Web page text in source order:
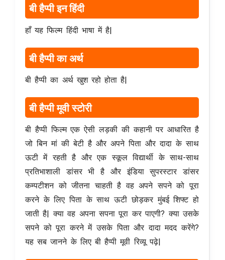
बी हैप्पी इन हिंदी
हाँ यह फिल्म हिंदी भाषा में है|
बी हैप्पी का अर्थ
बी हैप्पी का अर्थ खुश रहो होता है|
बी हैप्पी मूवी स्टोरी
बी हैप्पी फिल्म एक ऐसी लड़की की कहानी पर आधारित है
जो बिन मां की बेटी है और अपने पिता और दादा के साथ
ऊटी में रहती है और एक स्कूल विद्यार्थी के साथ-साथ
प्रतिभाशाली डांसर भी है और इंडिया सुपरस्टार डांसर
कम्पटीशन को जीतना चाहती है वह अपने सपने को पूरा
करने के लिए पिता के साथ ऊटी छोड़कर मुंबई शिफ्ट हो
जाती है| क्या वह अपना सपना पूरा कर पाएगी? क्या उसके
सपने को पूरा करने में उसके पिता और दादा मदद करेंगे?
यह सब जानने के लिए बी हैप्पी मूवी रिव्यू पढ़े|